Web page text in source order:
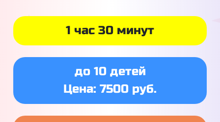
1 час 30 минут
до 10 детей
Цена: 7500 руб.